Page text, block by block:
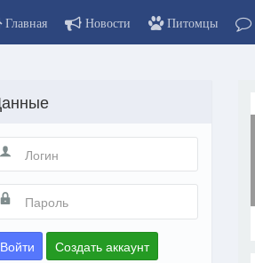
Главная Новости Питомцы
Войти Создать аккаунт